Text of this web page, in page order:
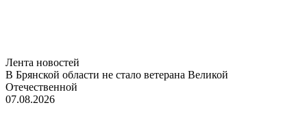
Лента новостей
В Брянской области не стало ветерана Великой
Отечественной
07.08.2026